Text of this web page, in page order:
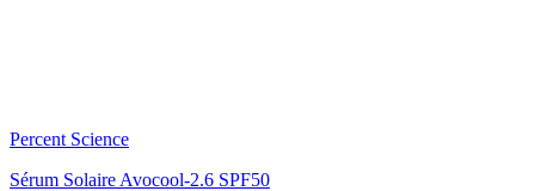
Percent Science
Sérum Solaire Avocool-2.6 SPF50